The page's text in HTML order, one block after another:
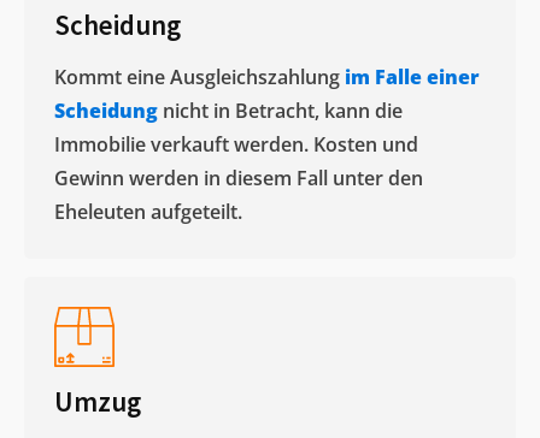
Scheidung
Kommt eine Ausgleichszahlung im Falle einer
Scheidung nicht in Betracht, kann die
Immobilie verkauft werden. Kosten und
Gewinn werden in diesem Fall unter den
Eheleuten aufgeteilt.​
Umzug